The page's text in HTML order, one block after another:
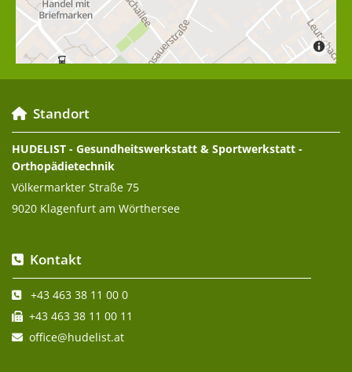
 Standort
HUDELIST - Gesundheitswerkstatt & Sportwerkstatt -
Orthopädietechnik
Völkermarkter Straße 75
9020 Klagenfurt am Wörthersee
 Kontakt
 +43 463 38 11 00 0
 +43 463 38 11 00 11
 office@hudelist.at